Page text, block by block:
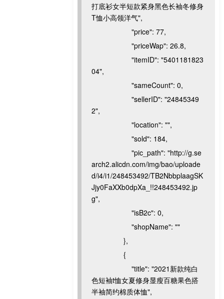
打底衫女半短款紧身黑色长袖冬修身
T恤小高领洋气",
"price": 77,
"priceWap": 26.8,
"itemID": "5401181823
04",
"sameCount": 0,
"sellerID": "24845349
2",
"location": "",
"sold": 184,
"pic_path": "http://g.se
arch2.alicdn.com/img/bao/uploade
d/i4/i1/248453492/TB2NbbplaagSK
Jjy0FaXXb0dpXa_!!248453492.jp
g",
"isB2c": 0,
"shopName": ""
},
{
"title": "2021新款纯白
色短袖t恤女夏修身显瘦百糖果色搭
半袖简约棉质体恤",